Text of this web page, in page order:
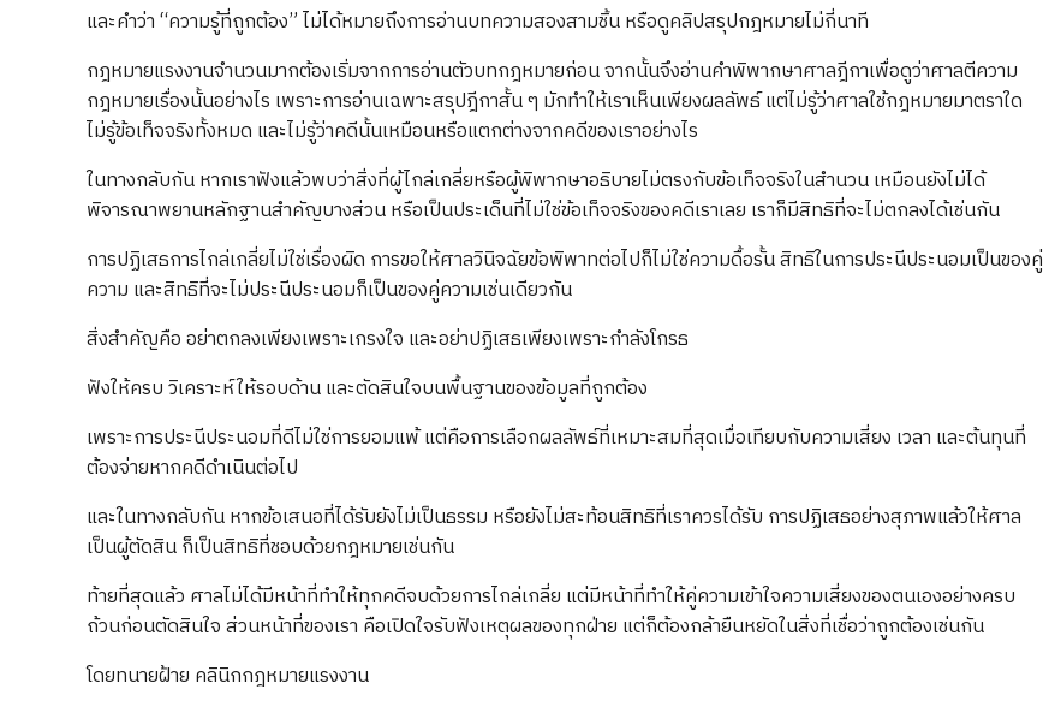
และคำว่า “ความรู้ที่ถูกต้อง” ไม่ได้หมายถึงการอ่านบทความสองสามชิ้น หรือดูคลิปสรุปกฎหมายไม่กี่นาที
กฎหมายแรงงานจำนวนมากต้องเริ่มจากการอ่านตัวบทกฎหมายก่อน จากนั้นจึงอ่านคำพิพากษาศาลฎีกาเพื่อดูว่าศาลตีความ
กฎหมายเรื่องนั้นอย่างไร เพราะการอ่านเฉพาะสรุปฎีกาสั้น ๆ มักทำให้เราเห็นเพียงผลลัพธ์ แต่ไม่รู้ว่าศาลใช้กฎหมายมาตราใด
ไม่รู้ข้อเท็จจริงทั้งหมด และไม่รู้ว่าคดีนั้นเหมือนหรือแตกต่างจากคดีของเราอย่างไร
ในทางกลับกัน หากเราฟังแล้วพบว่าสิ่งที่ผู้ไกล่เกลี่ยหรือผู้พิพากษาอธิบายไม่ตรงกับข้อเท็จจริงในสำนวน เหมือนยังไม่ได้
พิจารณาพยานหลักฐานสำคัญบางส่วน หรือเป็นประเด็นที่ไม่ใช่ข้อเท็จจริงของคดีเราเลย เราก็มีสิทธิที่จะไม่ตกลงได้เช่นกัน
การปฏิเสธการไกล่เกลี่ยไม่ใช่เรื่องผิด การขอให้ศาลวินิจฉัยข้อพิพาทต่อไปก็ไม่ใช่ความดื้อรั้น สิทธิในการประนีประนอมเป็นของคู่
ความ และสิทธิที่จะไม่ประนีประนอมก็เป็นของคู่ความเช่นเดียวกัน
สิ่งสำคัญคือ อย่าตกลงเพียงเพราะเกรงใจ และอย่าปฏิเสธเพียงเพราะกำลังโกรธ
ฟังให้ครบ วิเคราะห์ให้รอบด้าน และตัดสินใจบนพื้นฐานของข้อมูลที่ถูกต้อง
เพราะการประนีประนอมที่ดีไม่ใช่การยอมแพ้ แต่คือการเลือกผลลัพธ์ที่เหมาะสมที่สุดเมื่อเทียบกับความเสี่ยง เวลา และต้นทุนที่
ต้องจ่ายหากคดีดำเนินต่อไป
และในทางกลับกัน หากข้อเสนอที่ได้รับยังไม่เป็นธรรม หรือยังไม่สะท้อนสิทธิที่เราควรได้รับ การปฏิเสธอย่างสุภาพแล้วให้ศาล
เป็นผู้ตัดสิน ก็เป็นสิทธิที่ชอบด้วยกฎหมายเช่นกัน
ท้ายที่สุดแล้ว ศาลไม่ได้มีหน้าที่ทำให้ทุกคดีจบด้วยการไกล่เกลี่ย แต่มีหน้าที่ทำให้คู่ความเข้าใจความเสี่ยงของตนเองอย่างครบ
ถ้วนก่อนตัดสินใจ ส่วนหน้าที่ของเรา คือเปิดใจรับฟังเหตุผลของทุกฝ่าย แต่ก็ต้องกล้ายืนหยัดในสิ่งที่เชื่อว่าถูกต้องเช่นกัน
โดยทนายฝ้าย คลินิกกฎหมายแรงงาน